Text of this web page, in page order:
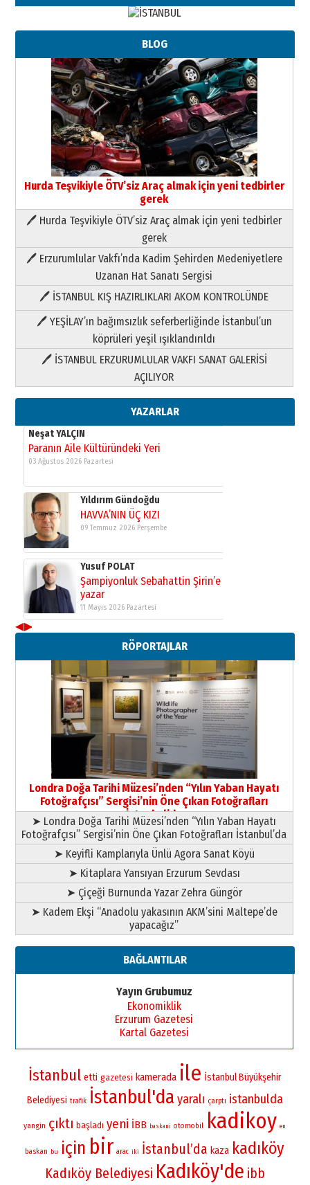
BLOG
Hurda Teşvikiyle ÖTV’siz Araç almak için yeni tedbirler
gerek
🖊 Hurda Teşvikiyle ÖTV’siz Araç almak için yeni tedbirler
gerek
🖊 Erzurumlular Vakfı’nda Kadim Şehirden Medeniyetlere
Uzanan Hat Sanatı Sergisi
🖊 İSTANBUL KIŞ HAZIRLIKLARI AKOM KONTROLÜNDE
🖊 YEŞİLAY’ın bağımsızlık seferberliğinde İstanbul’un
köprüleri yeşil ışıklandırıldı
🖊 İSTANBUL ERZURUMLULAR VAKFI SANAT GALERİSİ
AÇILIYOR
YAZARLAR
Neşat YALÇIN
Paranın Aile Kültüründeki Yeri
03 Ağustos 2026 Pazartesi
Yıldırım Gündoğdu
HAVVA’NIN ÜÇ KIZI
09 Temmuz 2026 Perşembe
Şampiyonluk Sebahattin Şirin’e
yazar
11 Mayıs 2026 Pazartesi
Neşat YALÇIN
Paranın Aile Kültüründeki Yeri
03 Ağustos 2026 Pazartesi
Yıldırım Gündoğdu
HAVVA’NIN ÜÇ KIZI
Yusuf POLAT
Şampiyonluk Sebahattin Şirin’e
Neşat YALÇIN
Paranın Aile Kültüründeki Yeri
03 Ağustos 2026 Pazartesi
Yıldırım Gündoğdu
HAVVA’NIN ÜÇ KIZI
09 Temmuz 2026 Perşembe
Yusuf POLAT
Şampiyonluk Sebahattin Şirin’e
11 Mayıs 2026 Pazartesi
◀▶
RÖPORTAJLAR
Londra Doğa Tarihi Müzesi’nden “Yılın Yaban Hayatı
Fotoğrafçısı” Sergisi’nin Öne Çıkan Fotoğrafları
İstanbul’da
➤ Londra Doğa Tarihi Müzesi’nden “Yılın Yaban Hayatı
Fotoğrafçısı” Sergisi’nin Öne Çıkan Fotoğrafları İstanbul’da
➤ Keyifli Kamplarıyla Ünlü Agora Sanat Köyü
➤ Kitaplara Yansıyan Erzurum Sevdası
➤ Çiçeği Burnunda Yazar Zehra Güngör
➤ Kadem Ekşi “Anadolu yakasının AKM’sini Maltepe’de
yapacağız”
BAĞLANTILAR
Yayın Grubumuz
Ekonomiklik
Erzurum Gazetesi
Kartal Gazetesi
İstanbul etti gazetesi kamerada ile İstanbul Büyükşehir
Belediyesi trafik İstanbul'da yaralı çarptı istanbulda
yangin çıktı başladı yeni İBB baskani otomobil kadikoy en
baskan bu için bir arac iki İstanbul’da kaza kadıköy
Kadıköy Belediyesi Kadıköy'de ibb